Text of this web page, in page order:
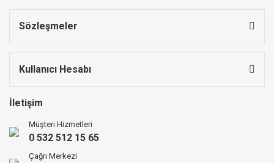
Sözleşmeler
Kullanıcı Hesabı
İletişim
Müşteri Hizmetleri
0 532 512 15 65
Çağrı Merkezi